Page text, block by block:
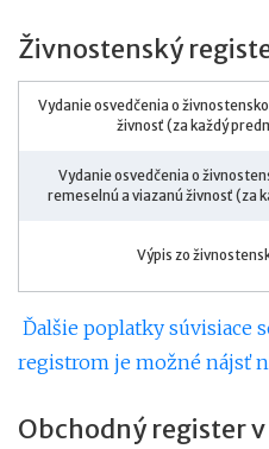
Živnostenský
Vydanie osvedčenia o
živnosť (za každý
Vydanie osvedčenia o
remeselnú a viazanú živnosť (za
Výpis zo
Ďalšie poplatky súvisiace
registrom je možné nájsť
Obchodný register v